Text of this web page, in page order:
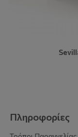
Πληροφορίες